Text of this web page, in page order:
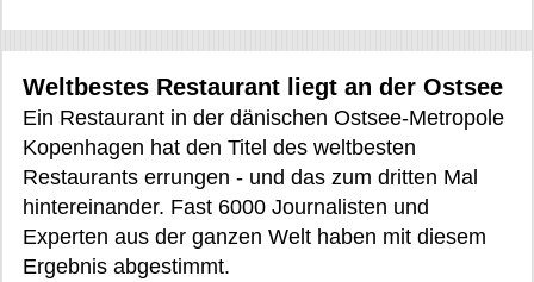
Weltbestes Restaurant liegt an der Ostsee
Ein Restaurant in der dänischen Ostsee-Metropole
Kopenhagen hat den Titel des weltbesten
Restaurants errungen - und das zum dritten Mal
hintereinander. Fast 6000 Journalisten und
Experten aus der ganzen Welt haben mit diesem
Ergebnis abgestimmt.